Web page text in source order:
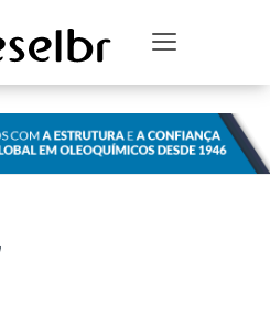
Toggle